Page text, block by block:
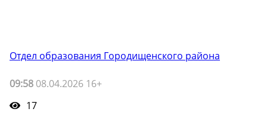
Отдел образования Городищенского района
09:58 08.04.2026 16+
17